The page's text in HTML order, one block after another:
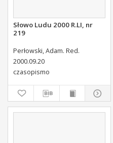
Słowo Ludu 2000 R.LI, nr
219
Perłowski, Adam. Red.
2000.09.20
czasopismo